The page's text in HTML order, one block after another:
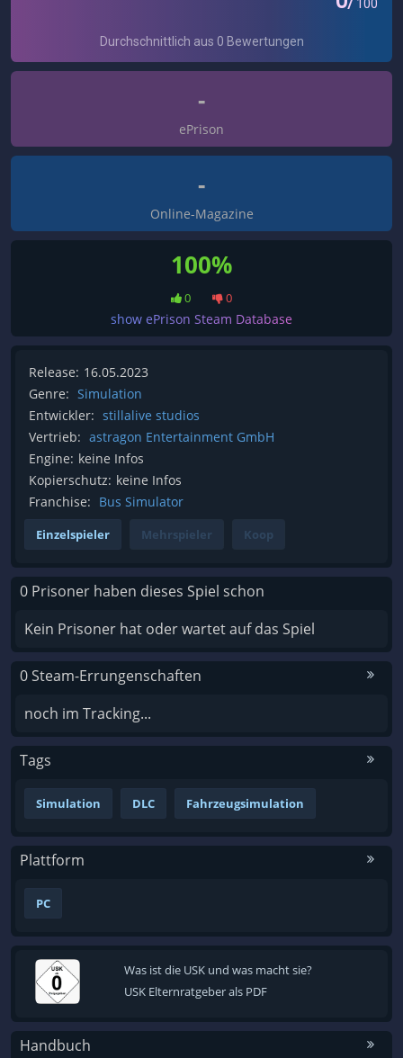
-
ePrison
-
Online-Magazine
100%
0 0
show ePrison Steam Database
Release: 16.05.2023
Genre: Simulation
Entwickler: stillalive studios
Vertrieb: astragon Entertainment GmbH
Engine: keine Infos
Kopierschutz: keine Infos
Franchise: Bus Simulator
Einzelspieler Mehrspieler Koop
0 Prisoner haben dieses Spiel schon
Kein Prisoner hat oder wartet auf das Spiel
0 Steam-Errungenschaften
noch im Tracking...
Tags
Simulation DLC Fahrzeugsimulation
Plattform
PC
Was ist die USK und was macht sie?
USK Elternratgeber als PDF
Handbuch